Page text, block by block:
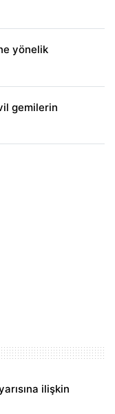
yönelik
gemilerin
ilişkin